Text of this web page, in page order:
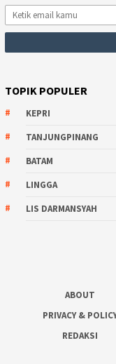
TOPIK POPULER
KEPRI
TANJUNGPINANG
BATAM
LINGGA
LIS DARMANSYAH
ABOUT
PRIVACY &
REDAKSI